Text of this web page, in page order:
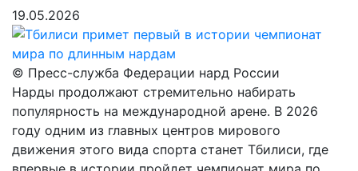
19.05.2026
© Пресс-служба Федерации нард России
Нарды продолжают стремительно набирать
популярность на международной арене. В 2026
году одним из главных центров мирового
движения этого вида спорта станет Тбилиси, где